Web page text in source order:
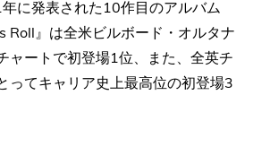
に発表された10作目のアルバム
Roll』は全米ビルボード・オルタナ
ャートで初登場1位、また、全英チ
ってキャリア史上最高位の初登場3